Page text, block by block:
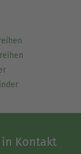
Kontakt